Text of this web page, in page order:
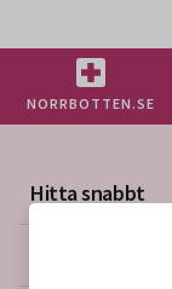
NORRBOTTEN.SE
Hitta snabbt
Mer på